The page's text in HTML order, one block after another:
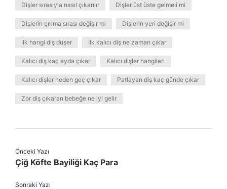
Dişler sırasıyla nasıl çıkarılır Dişler üst üste gelmeli mi
Dişlerin çıkma sırası değişir mi Dişlerin yeri değişir mi
İlk hangi diş düşer İlk kalıcı diş ne zaman çıkar
Kalıcı diş kaç ayda çıkar Kalıcı dişler hangileri
Kalıcı dişler neden geç çıkar Patlayan diş kaç günde çıkar
Zor diş çıkaran bebeğe ne iyi gelir
Önceki Yazı
Çiğ Köfte Bayiliği Kaç Para
Sonraki Yazı